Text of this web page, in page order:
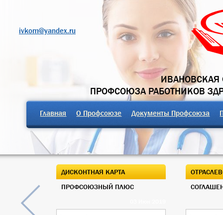
ivkom@yandex.ru
ИВАНОВСКАЯ
ПРОФСОЮЗА РАБОТНИКОВ
Главная О Профсоюзе Документы Профсоюза
ДИСКОНТНАЯ КАРТА
ПРОФСОЮЗНЫЙ ПЛЮС